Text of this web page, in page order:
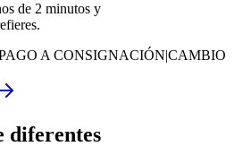
de 2 minutos y
A CONSIGNACIÓN|CAMBIO
diferentes